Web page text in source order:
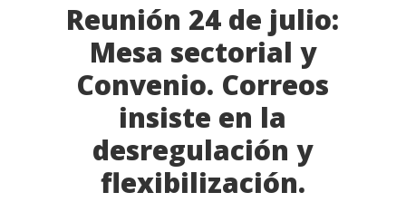
Reunión 24 de julio:
Mesa sectorial y
Convenio. Correos
insiste en la
desregulación y
flexibilización.